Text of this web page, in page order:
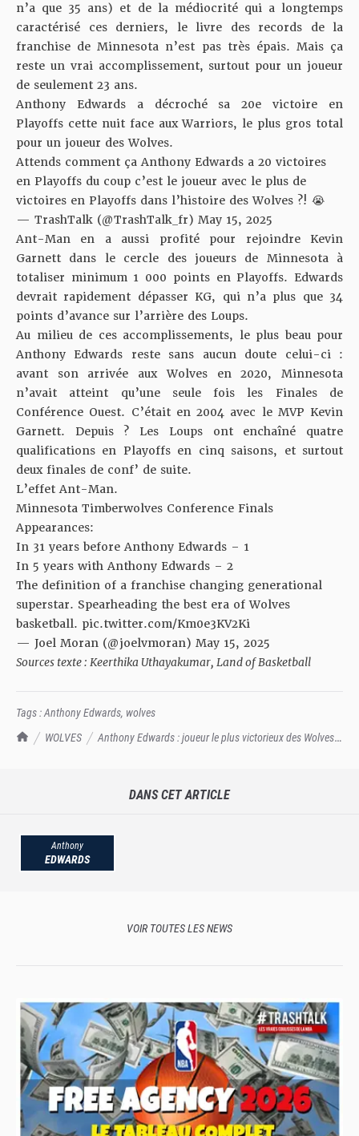
TrashTalk Actu NBA
WOLVES
Anthony Edwards : joueur le plus victorieux des Wolves
n’a que 35 ans) et de la médiocrité qui a longtemps
caractérisé ces derniers, le livre des records de la
franchise de Minnesota n’est pas très épais. Mais ça
reste un vrai accomplissement, surtout pour un joueur
de seulement 23 ans.
Anthony Edwards a décroché sa 20e victoire en
Playoffs cette nuit face aux Warriors, le plus gros total
pour un joueur des Wolves.
Attends comment ça Anthony Edwards a 20 victoires
en Playoffs du coup c’est le joueur avec le plus de
victoires en Playoffs dans l’histoire des Wolves ?! 😭
— TrashTalk (@TrashTalk_fr) May 15, 2025
Ant-Man en a aussi profité pour rejoindre Kevin
Garnett dans le cercle des joueurs de Minnesota à
totaliser minimum 1 000 points en Playoffs. Edwards
devrait rapidement dépasser KG, qui n’a plus que 34
points d’avance sur l’arrière des Loups.
Au milieu de ces accomplissements, le plus beau pour
Anthony Edwards reste sans aucun doute celui-ci :
avant son arrivée aux Wolves en 2020, Minnesota
n’avait atteint qu’une seule fois les Finales de
Conférence Ouest. C’était en 2004 avec le MVP Kevin
Garnett. Depuis ? Les Loups ont enchaîné quatre
qualifications en Playoffs en cinq saisons, et surtout
deux finales de conf’ de suite.
L’effet Ant-Man.
Minnesota Timberwolves Conference Finals
Appearances:
In 31 years before Anthony Edwards – 1
In 5 years with Anthony Edwards – 2
The definition of a franchise changing generational
superstar. Spearheading the best era of Wolves
basketball. pic.twitter.com/Km0e3KV2Ki
— Joel Moran (@joelvmoran) May 15, 2025
Sources texte : Keerthika Uthayakumar, Land of Basketball
Tags :Anthony Edwards, wolves
DANS CET ARTICLE
Anthony
EDWARDS
VOIR TOUTES LES NEWS